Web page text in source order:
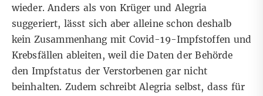
wieder. Anders als von Krüger und Alegria
suggeriert, lässt sich aber alleine schon deshalb
kein Zusammenhang mit Covid-19-Impfstoffen und
Krebsfällen ableiten, weil die Daten der Behörde
den Impfstatus der Verstorbenen gar nicht
beinhalten. Zudem schreibt Alegria selbst, dass für